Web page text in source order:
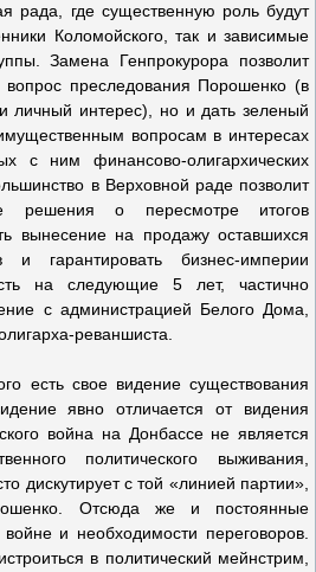
рада, где существенную роль будут
Коломойского, так и зависимые
Замена Генпрокурора позволит
вопрос преследования Порошенко (в
личный интерес), но и дать зеленый
вопросам в интересах
с ним финансово-олигархических
в Верховной раде позволит
решения о пересмотре итогов
вынесение на продажу оставшихся
и гарантировать бизнес-империи
на следующие 5 лет, частично
с администрацией Белого Дома,
реваншиста.
есть свое видение существования
явно отличается от видения
война на Донбассе не является
политического выживания,
дискутирует с той «линией партии»,
Отсюда же и постоянные
и необходимости переговоров.
в политический мейнстрим,